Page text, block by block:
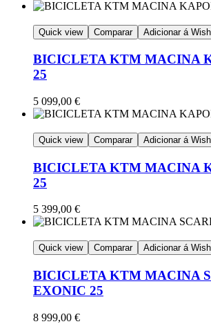
Quick view Comparar Adicionar á
BICICLETA KTM MACINA
25
5 099,00 €
Quick view Comparar Adicionar á
BICICLETA KTM MACINA
25
5 399,00 €
Quick view Comparar Adicionar á
BICICLETA KTM MACINA
EXONIC 25
8 999,00 €